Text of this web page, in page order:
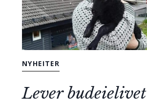
NYHEITER
Lever budeielivet